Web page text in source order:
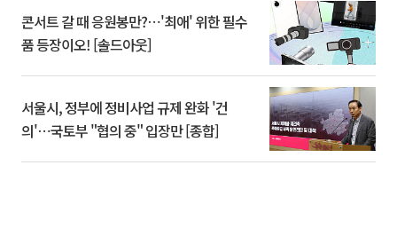
콘서트 갈 때 응원봉만?⋯'최애' 위한 필수
품 등장이오! [솔드아웃]
서울시, 정부에 정비사업 규제 완화 '건
의'⋯국토부 "협의 중" 입장만 [종합]